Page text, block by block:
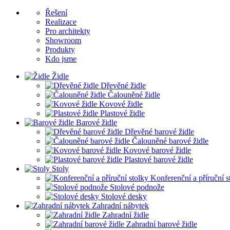
Řešení
Realizace
Pro architekty
Showroom
Produkty
Kdo jsme
Židle
Dřevěné židle
Čalouněné židle
Kovové židle
Plastové židle
Barové židle
Dřevěné barové židle
Čalouněné barové židle
Kovové barové židle
Plastové barové židle
Stoly
Konferenční a příruční
Stolové podnože
Stolové desky
Zahradní nábytek
Zahradní židle
Zahradní barové židle